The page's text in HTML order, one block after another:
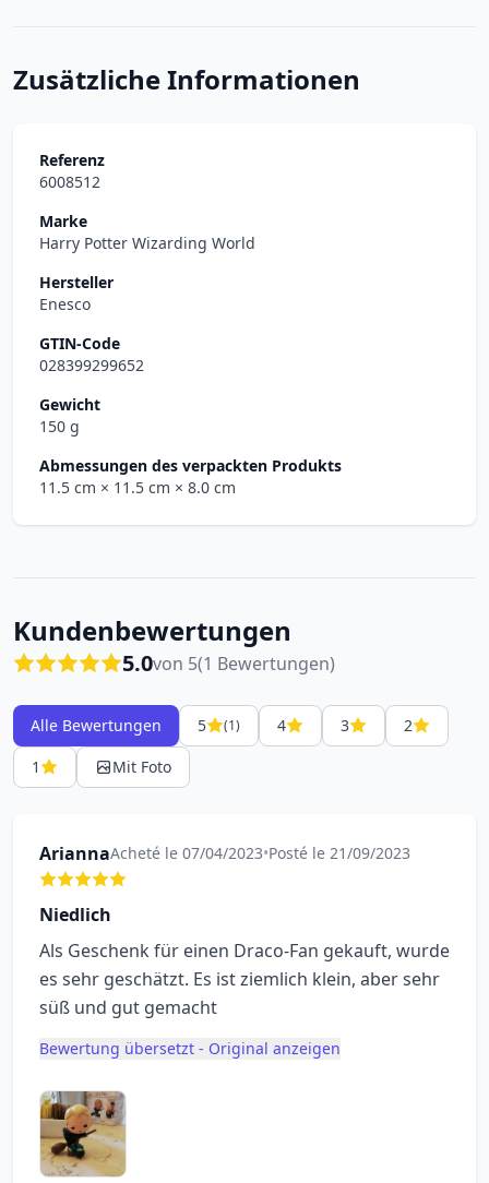
Zusätzliche Informationen
Referenz
6008512
Marke
Harry Potter Wizarding World
Hersteller
Enesco
GTIN-Code
028399299652
Gewicht
150 g
Abmessungen des verpackten Produkts
11.5 cm × 11.5 cm × 8.0 cm
Kundenbewertungen
5.0von 5(1 Bewertungen)
Alle Bewertungen 5 (1) 4 3
2
1
Mit Foto
AriannaAcheté le 07/04/2023•Posté le 21/09/2023
Niedlich
Als Geschenk für einen Draco-Fan gekauft, wurde
es sehr geschätzt. Es ist ziemlich klein, aber sehr
süß und gut gemacht
Bewertung übersetzt - Original anzeigen